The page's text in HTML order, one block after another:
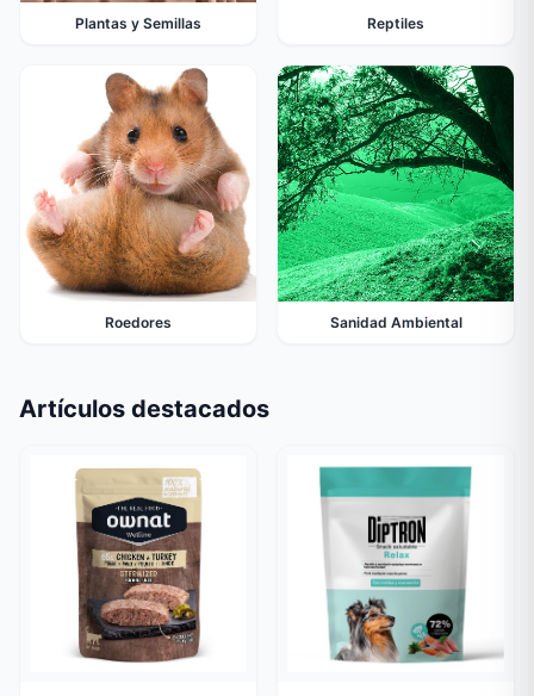
Plantas y Semillas Reptiles
Roedores Sanidad Ambiental
Artículos destacados